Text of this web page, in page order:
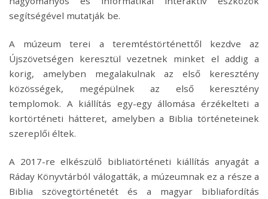
segítségével mutatják be.
A múzeum terei a teremtéstörténettől kezdve az
Újszövetségen keresztül vezetnek minket el addig a
korig, amelyben megalakulnak az első keresztény
közösségek, megépülnek az első keresztény
templomok. A kiállítás egy-egy állomása érzékelteti a
kortörténeti hátteret, amelyben a Biblia történeteinek
szereplői éltek.
A 2017-re elkészülő bibliatörténeti kiállítás anyagát a
Ráday Könyvtárból válogatták, a múzeumnak ez a része a
Biblia szövegtörténetét és a magyar bibliafordítás